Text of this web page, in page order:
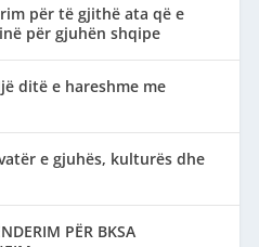
për të gjithë ata që e
për gjuhën shqipe
ditë e hareshme me
e gjuhës, kulturës dhe
PËR BKSA